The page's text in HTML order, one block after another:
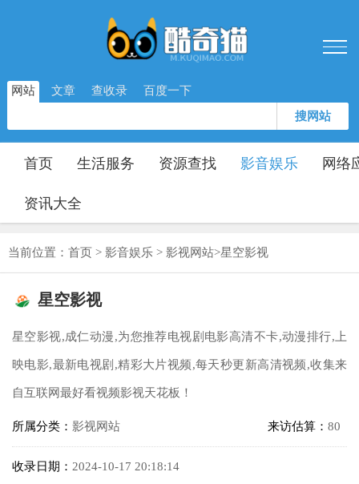
网站 文章 查收录 百度一下
搜网站
首页 生活服务 资源查找 影音娱乐 网络
资讯大全
当前位置： 首页 > 影音娱乐 > 影视网站>星空影视
星空影视
星空影视,成仁动漫,为您推荐电视剧电影高清不卡,动漫排行,上
映电影,最新电视剧,精彩大片视频,每天秒更新高清视频,收集来
自互联网最好看视频影视天花板！
所属分类： 影视网站 来访估算： 80
收录日期： 2024-10-17 20:18:14